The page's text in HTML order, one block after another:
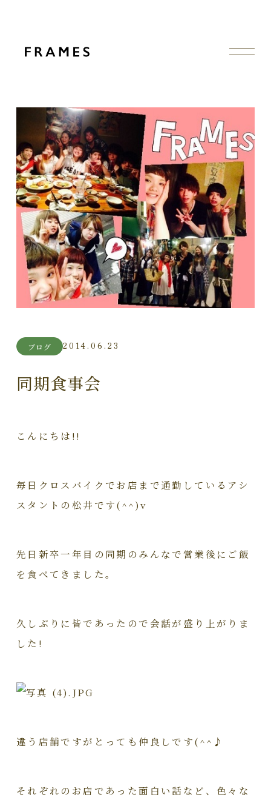
ブログ 2014.06.23
同期食事会
こんにちは!!
毎日クロスバイクでお店まで通勤しているアシ
スタントの松井です(^^)v
先日新卒一年目の同期のみんなで営業後にご飯
を食べてきました。
久しぶりに皆であったので会話が盛り上がりま
した!
違う店舗ですがとっても仲良しです(^^♪
それぞれのお店であった面白い話など、色々な